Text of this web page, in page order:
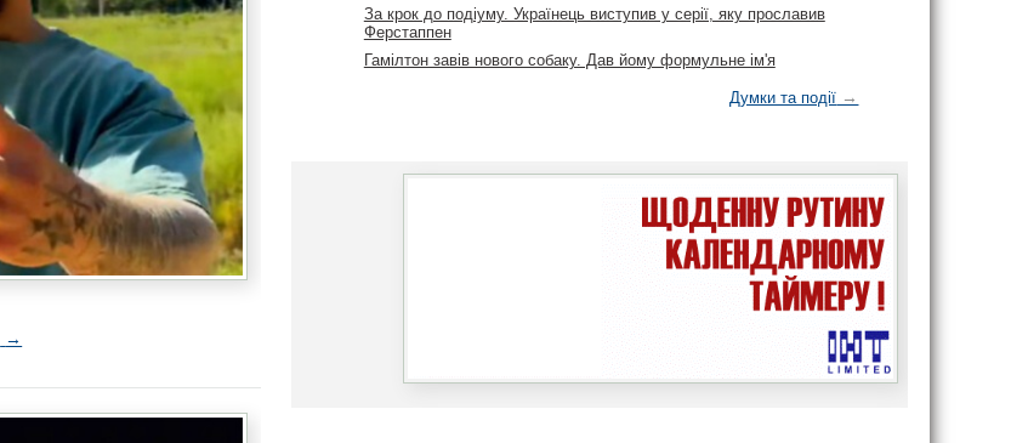
→
За крок до подіуму. Українець виступив у серії, яку прославив
Ферстаппен
Гамілтон завів нового собаку. Дав йому формульне ім'я
Думки та події →